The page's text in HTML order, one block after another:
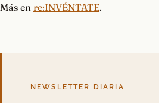
Más en re:INVÉNTATE.
NEWSLETTER DIARIA